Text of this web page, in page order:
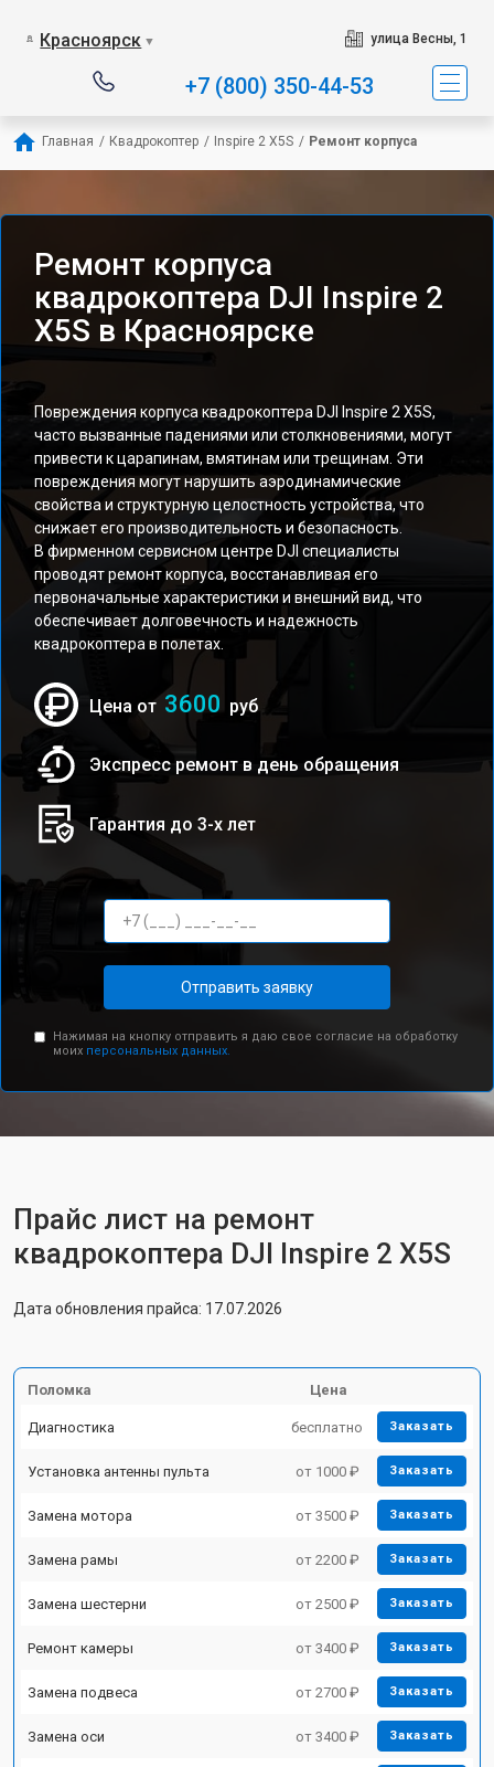
Красноярск ▼ улица Весны, 1
+7 (800) 350-44-53
Главная / Квадрокоптер / Inspire 2 X5S / Ремонт корпуса
Ремонт корпуса
квадрокоптера DJI Inspire 2
X5S в Красноярске
Повреждения корпуса квадрокоптера DJI Inspire 2 X5S,
часто вызванные падениями или столкновениями, могут
привести к царапинам, вмятинам или трещинам. Эти
повреждения могут нарушить аэродинамические
свойства и структурную целостность устройства, что
снижает его производительность и безопасность.
В фирменном сервисном центре DJI специалисты
проводят ремонт корпуса, восстанавливая его
первоначальные характеристики и внешний вид, что
обеспечивает долговечность и надежность
квадрокоптера в полетах.
Цена от 3600 руб
Экспресс ремонт в день обращения
Гарантия до 3-х лет
Отправить заявку
Нажимая на кнопку отправить я даю свое согласие на обработку
моих персональных данных.
Прайс лист на ремонт
квадрокоптера DJI Inspire 2 X5S
Дата обновления прайса: 17.07.2026
Поломка Цена
Диагностика бесплатно Заказать
Установка антенны пульта от 1000 ₽ Заказать
Замена мотора от 3500 ₽ Заказать
Замена рамы от 2200 ₽ Заказать
Замена шестерни от 2500 ₽ Заказать
Ремонт камеры от 3400 ₽ Заказать
Замена подвеса от 2700 ₽ Заказать
Замена оси от 3400 ₽ Заказать